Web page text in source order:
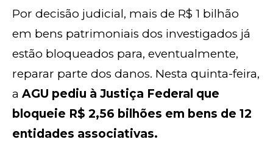
Por decisão judicial, mais de R$ 1 bilhão
em bens patrimoniais dos investigados já
estão bloqueados para, eventualmente,
reparar parte dos danos. Nesta quinta-feira,
a AGU pediu à Justiça Federal que
bloqueie R$ 2,56 bilhões em bens de 12
entidades associativas.